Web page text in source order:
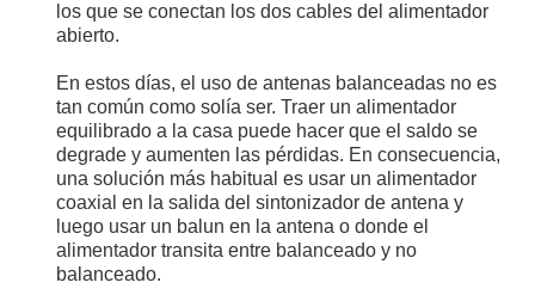
los que se conectan los dos cables del alimentador
abierto.
En estos días, el uso de antenas balanceadas no es
tan común como solía ser. Traer un alimentador
equilibrado a la casa puede hacer que el saldo se
degrade y aumenten las pérdidas. En consecuencia,
una solución más habitual es usar un alimentador
coaxial en la salida del sintonizador de antena y
luego usar un balun en la antena o donde el
alimentador transita entre balanceado y no
balanceado.